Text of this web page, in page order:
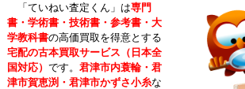
「ていねい査定くん」は専門
書・学術書・技術書・参考書・大
学教科書の高価買取を得意とする
宅配の古本買取サービス（日本全
国対応） です。 君津市内蓑輪・君
津市賀恵渕・君津市かずさ小糸な